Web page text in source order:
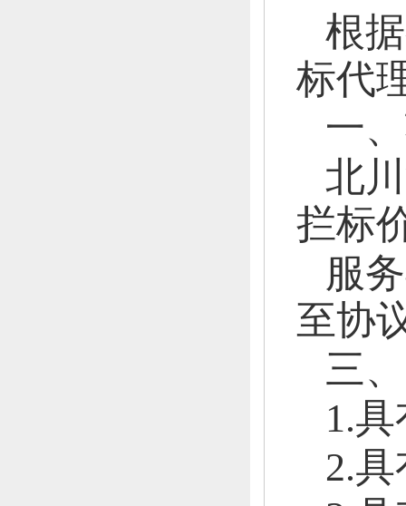
根
标代
一、
北
拦标
服
至协
三、
1.
2.